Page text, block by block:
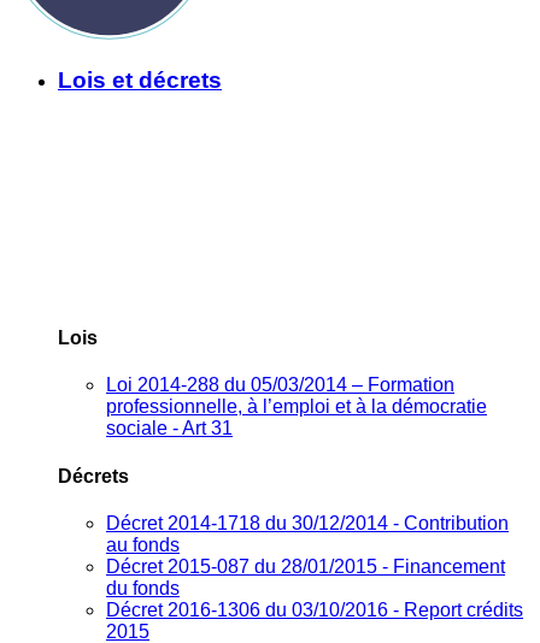
Lois et décrets
Lois
Loi 2014-288 du 05/03/2014 – Formation
professionnelle, à l’emploi et à la démocratie
sociale - Art 31
Décrets
Décret 2014-1718 du 30/12/2014 - Contribution
au fonds
Décret 2015-087 du 28/01/2015 - Financement
du fonds
Décret 2016-1306 du 03/10/2016 - Report crédits
2015